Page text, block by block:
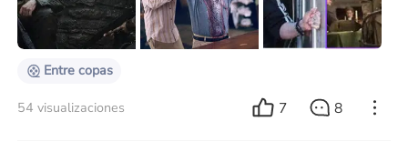
prestigiosa Escuela de Arte Dramático de Yale, donde
obtuvo una maestría en Bellas Artes. Su base
Entre copas
54 visualizaciones 7 8